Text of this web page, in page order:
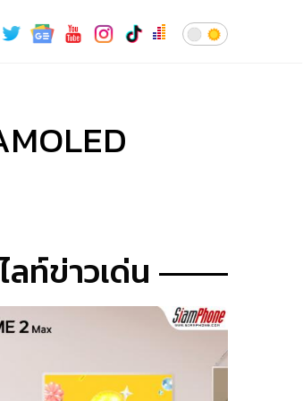
ลท์ข่าวเด่น